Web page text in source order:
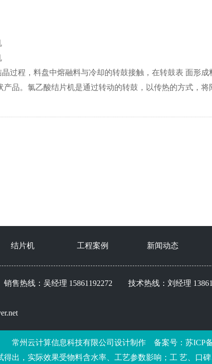
过程，料盘中熔融料与冷却的转鼓接触，在转鼓表 面形
产品。氯乙酸结片机是通过转动的转鼓，以传热的方式，
结片机 工程案例 新闻动态
售热线：吴经理 15861192272 技术热线：刘经理
常州云计算信息科技有限公司 设计制作 备案号： 苏ICP
出，实际效果受物料含水率、工艺参数影响；工 艺、口